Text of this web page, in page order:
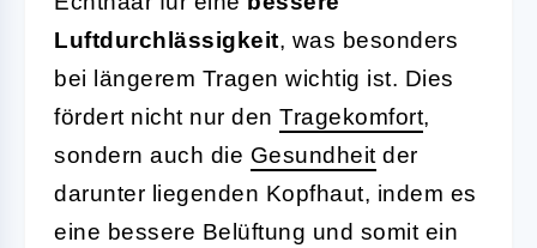
Luftdurchlässigkeit, was besonders
bei längerem Tragen wichtig ist. Dies
fördert nicht nur den Tragekomfort,
sondern auch die Gesundheit der
darunter liegenden Kopfhaut, indem es
eine bessere Belüftung und somit ein